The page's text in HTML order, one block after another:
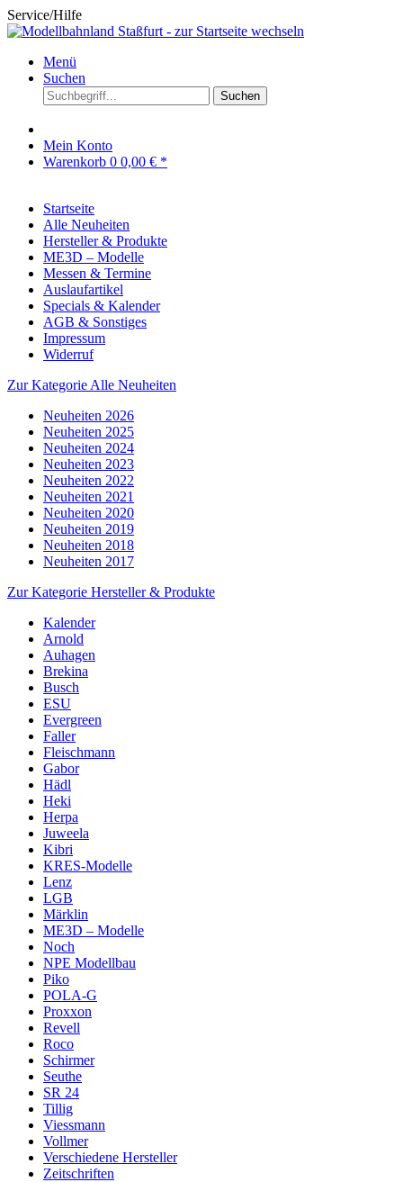
Service/Hilfe
Menü
Suchen
Suchen
Mein Konto
Warenkorb 0 0,00 € *
Startseite
Alle Neuheiten
Hersteller & Produkte
ME3D – Modelle
Messen & Termine
Auslaufartikel
Specials & Kalender
AGB & Sonstiges
Impressum
Widerruf
Zur Kategorie Alle Neuheiten
Neuheiten 2026
Neuheiten 2025
Neuheiten 2024
Neuheiten 2023
Neuheiten 2022
Neuheiten 2021
Neuheiten 2020
Neuheiten 2019
Neuheiten 2018
Neuheiten 2017
Zur Kategorie Hersteller & Produkte
Kalender
Arnold
Auhagen
Brekina
Busch
ESU
Evergreen
Faller
Fleischmann
Gabor
Hädl
Heki
Herpa
Juweela
Kibri
KRES-Modelle
Lenz
LGB
Märklin
ME3D – Modelle
Noch
NPE Modellbau
Piko
POLA-G
Proxxon
Revell
Roco
Schirmer
Seuthe
SR 24
Tillig
Viessmann
Vollmer
Verschiedene Hersteller
Zeitschriften